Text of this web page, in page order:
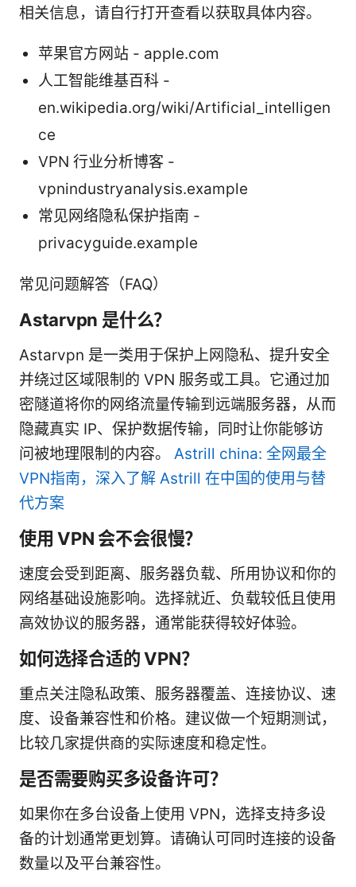
相关信息，请自行打开查看以获取具体内容。
苹果官方网站 - apple.com
人工智能维基百科 -
en.wikipedia.org/wiki/Artificial_intelligen
ce
VPN 行业分析博客 -
vpnindustryanalysis.example
常见网络隐私保护指南 -
privacyguide.example
常见问题解答（FAQ）
Astarvpn 是什么？
Astarvpn 是一类用于保护上网隐私、提升安全
并绕过区域限制的 VPN 服务或工具。它通过加
密隧道将你的网络流量传输到远端服务器，从而
隐藏真实 IP、保护数据传输，同时让你能够访
问被地理限制的内容。 Astrill china: 全网最全
VPN指南，深入了解 Astrill 在中国的使用与替
代方案
使用 VPN 会不会很慢？
速度会受到距离、服务器负载、所用协议和你的
网络基础设施影响。选择就近、负载较低且使用
高效协议的服务器，通常能获得较好体验。
如何选择合适的 VPN？
重点关注隐私政策、服务器覆盖、连接协议、速
度、设备兼容性和价格。建议做一个短期测试，
比较几家提供商的实际速度和稳定性。
是否需要购买多设备许可？
如果你在多台设备上使用 VPN，选择支持多设
备的计划通常更划算。请确认可同时连接的设备
数量以及平台兼容性。